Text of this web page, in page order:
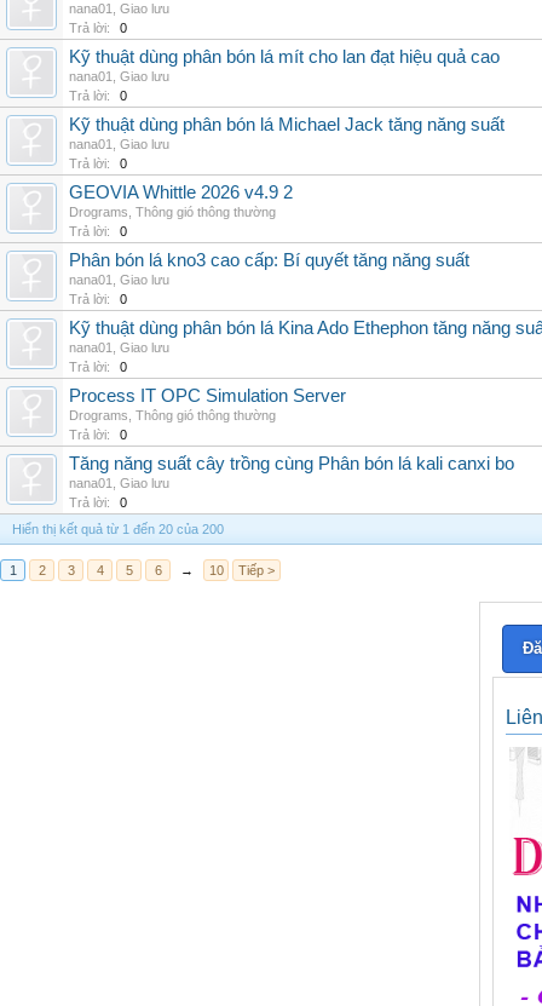
nana01
Giao lưu
Trả lời:
0
Kỹ thuật dùng phân bón lá mít cho lan đạt hiệu quả cao
nana01
Giao lưu
Trả lời:
0
Kỹ thuật dùng phân bón lá Michael Jack tăng năng suất
nana01
Giao lưu
Trả lời:
0
GEOVIA Whittle 2026 v4.9 2
Drograms Thông gió thông thường
Trả lời:
0
Phân bón lá kno3 cao cấp: Bí quyết tăng năng suất
nana01
Giao lưu
Trả lời:
0
Kỹ thuật dùng phân bón lá Kina Ado Ethephon tăng năng
nana01
Giao lưu
Trả lời:
0
Process IT OPC Simulation Server
Drograms Thông gió thông thường
Trả lời:
0
Tăng năng suất cây trồng cùng Phân bón lá kali canxi bo
nana01
Giao lưu
Trả lời:
0
Hiển thị kết quả từ 1 đến 20 của 200
1 2 3 4 5 6 → 10 Tiếp >